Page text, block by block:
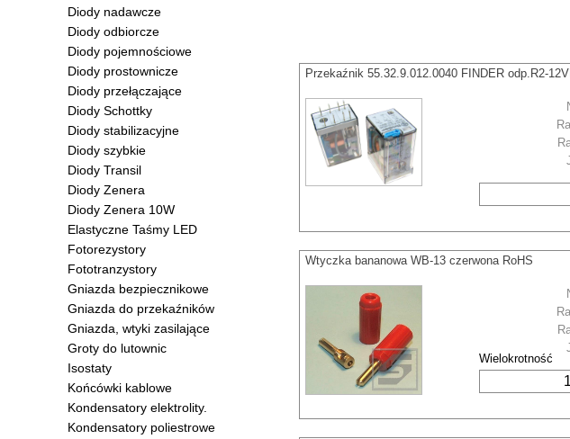
Diody nadawcze
Diody odbiorcze
Diody pojemnościowe
Diody prostownicze
Diody przełączające
Diody Schottky
Diody stabilizacyjne
Diody szybkie
Diody Transil
Diody Zenera
Diody Zenera 10W
Elastyczne Taśmy LED
Fotorezystory
Fototranzystory
Gniazda bezpiecznikowe
Gniazda do przekaźników
Gniazda, wtyki zasilające
Groty do lutownic
Isostaty
Końcówki kablowe
Kondensatory elektrolity.
Kondensatory poliestrowe
Przekaźnik 55.32.9.012.0040 FINDER odp.R2-
Wtyczka bananowa WB-13 czerwona RoHS
Wielokrotność